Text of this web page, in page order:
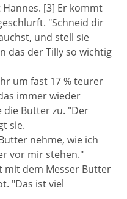
[3] Er kommt
"Schneid dir
und stell sie
das der Tilly so wichtig
um fast 17 % teurer
immer wieder
die Butter zu. "Der
sie.
nehme, wie ich
vor mir stehen."
mit dem Messer Butter
"Das ist viel